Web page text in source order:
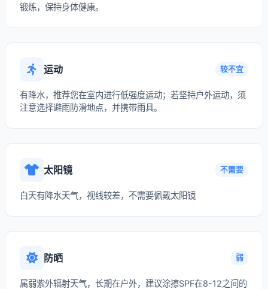
锻炼，保持身体健康。
运动 较不宜
有降水，推荐您在室内进行低强度运动；若坚持户外运动，须
注意选择避雨防滑地点，并携带雨具。
太阳镜 不需要
白天有降水天气，视线较差，不需要佩戴太阳镜
防晒 弱
属弱紫外辐射天气，长期在户外，建议涂擦SPF在8-12之间的